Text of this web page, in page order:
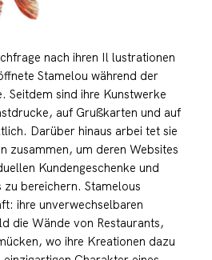
nach ihren Il lustrationen
Stamelou während der
Seitdem sind ihre Kunstwerke
auf Grußkarten und auf
Darüber hinaus arbei tet sie
zusammen, um deren Websites
Kundengeschenke und
zu bereichern. Stamelous
ihre unverwechselbaren
die Wände von Restaurants,
wo ihre Kreationen dazu